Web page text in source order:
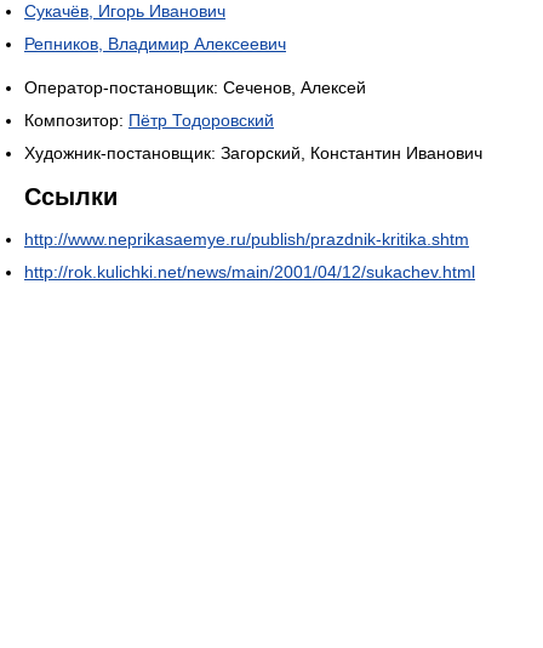
Сукачёв, Игорь Иванович
Репников, Владимир Алексеевич
Оператор-постановщик: Сеченов, Алексей
Композитор: Пётр Тодоровский
Художник-постановщик: Загорский, Константин Иванович
Ссылки
http://www.neprikasaemye.ru/publish/prazdnik-kritika.shtm
http://rok.kulichki.net/news/main/2001/04/12/sukachev.html